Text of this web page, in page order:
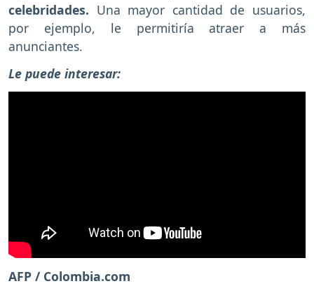
celebridades. Una mayor cantidad de usuarios,
por ejemplo, le permitiría atraer a más
anunciantes.
Le puede interesar:
AFP / Colombia.com